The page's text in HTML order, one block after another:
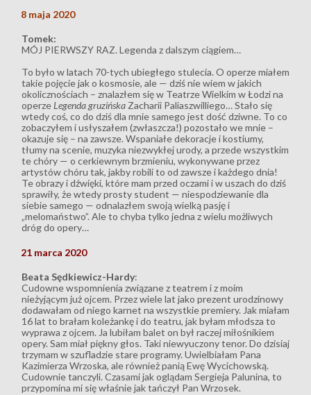
8 maja 2020
Tomek:
MÓJ PIERWSZY RAZ. Legenda z dalszym ciągiem…
To było w latach 70-tych ubiegłego stulecia. O operze miałem
takie pojęcie jak o kosmosie, ale — dziś nie wiem w jakich
okolicznościach – znalazłem się w Teatrze Wielkim w Łodzi na
operze Legenda gruzińska Zacharii Paliaszwilliego… Stało się
wtedy coś, co do dziś dla mnie samego jest dość dziwne. To co
zobaczyłem i usłyszałem (zwłaszcza!) pozostało we mnie –
okazuje się – na zawsze. Wspaniałe dekoracje i kostiumy,
tłumy na scenie, muzyka niezwykłej urody, a przede wszystkim
te chóry — o cerkiewnym brzmieniu, wykonywane przez
artystów chóru tak, jakby robili to od zawsze i każdego dnia!
Te obrazy i dźwięki, które mam przed oczami i w uszach do dziś
sprawiły, że wtedy prosty student — niespodziewanie dla
siebie samego — odnalazłem swoją wielką pasję i
„melomaństwo”. Ale to chyba tylko jedna z wielu możliwych
dróg do opery…
21 marca 2020
Beata Sędkiewicz-Hardy:
Cudowne wspomnienia związane z teatrem i z moim
nieżyjącym już ojcem. Przez wiele lat jako prezent urodzinowy
dodawałam od niego karnet na wszystkie premiery. Jak miałam
16 lat to brałam koleżankę i do teatru, jak byłam młodsza to
wyprawa z ojcem. Ja lubiłam balet on był raczej miłośnikiem
opery. Sam miał piękny głos. Taki niewyuczony tenor. Do dzisiaj
trzymam w szufladzie stare programy. Uwielbiałam Pana
Kazimierza Wrzoska, ale również panią Ewę Wycichowską.
Cudownie tanczyli. Czasami jak oglądam Sergieja Palunina, to
przypomina mi się właśnie jak tańczył Pan Wrzosek.